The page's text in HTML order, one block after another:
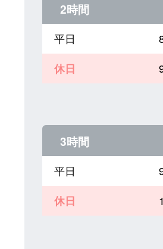
2時間
平日
休日
3時間
平日
休日